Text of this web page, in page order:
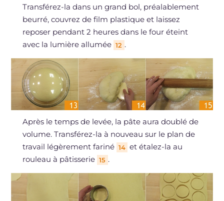
Transférez-la dans un grand bol, préalablement
beurré, couvrez de film plastique et laissez
reposer pendant 2 heures dans le four éteint
avec la lumière allumée 12 .
Après le temps de levée, la pâte aura doublé de
volume. Transférez-la à nouveau sur le plan de
travail légèrement fariné 14 et étalez-la au
rouleau à pâtisserie 15 .